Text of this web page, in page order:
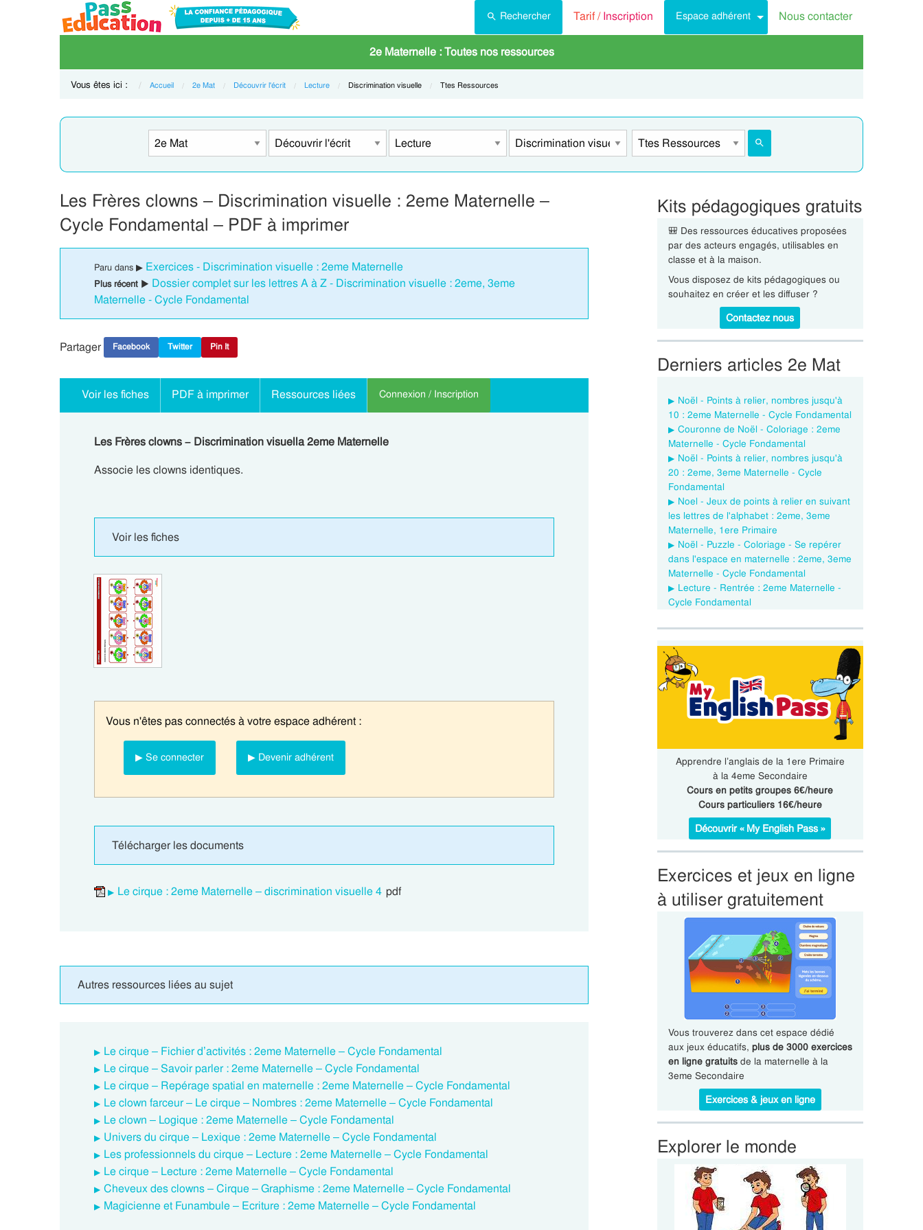
Rechercher Tarif /Inscription Espace adhérent Nous contacter
2e Maternelle : Toutes nos ressources
Vous êtes ici : Accueil 2e Mat Découvrir l'écrit Lecture Current:
Discrimination visuelle Current:
Ttes Ressources
Les Frères clowns – Discrimination visuelle : 2eme Maternelle –
Cycle Fondamental – PDF à imprimer
Paru dans ▶ Exercices - Discrimination visuelle : 2eme Maternelle
Plus récent ▶ Dossier complet sur les lettres A à Z - Discrimination visuelle : 2eme, 3eme
Maternelle - Cycle Fondamental
Partager Facebook Twitter Pin It
Voir les fiches PDF à imprimer Ressources liées Connexion / Inscription
Les Frères clowns – Discrimination visuella 2eme Maternelle
Associe les clowns identiques.
Voir les fiches
Vous n'êtes pas connectés à votre espace adhérent :
▶ Se connecter ▶ Devenir adhérent
Télécharger les documents
Le cirque : 2eme Maternelle – discrimination visuelle 4 pdf
Autres ressources liées au sujet
Le cirque – Fichier d’activités : 2eme Maternelle – Cycle Fondamental
Le cirque – Savoir parler : 2eme Maternelle – Cycle Fondamental
Le cirque – Repérage spatial en maternelle : 2eme Maternelle – Cycle Fondamental
Le clown farceur – Le cirque – Nombres : 2eme Maternelle – Cycle Fondamental
Le clown – Logique : 2eme Maternelle – Cycle Fondamental
Univers du cirque – Lexique : 2eme Maternelle – Cycle Fondamental
Les professionnels du cirque – Lecture : 2eme Maternelle – Cycle Fondamental
Le cirque – Lecture : 2eme Maternelle – Cycle Fondamental
Cheveux des clowns – Cirque – Graphisme : 2eme Maternelle – Cycle Fondamental
Magicienne et Funambule – Ecriture : 2eme Maternelle – Cycle Fondamental
Kits pédagogiques gratuits
🎒 Des ressources éducatives proposées
par des acteurs engagés, utilisables en
classe et à la maison.
Vous disposez de kits pédagogiques ou
souhaitez en créer et les diffuser ?
Contactez nous
Derniers articles 2e Mat
Noël - Points à relier, nombres jusqu'à
10 : 2eme Maternelle - Cycle Fondamental
Couronne de Noël - Coloriage : 2eme
Maternelle - Cycle Fondamental
Noël - Points à relier, nombres jusqu'à
20 : 2eme, 3eme Maternelle - Cycle
Fondamental
Noel - Jeux de points à relier en suivant
les lettres de l'alphabet : 2eme, 3eme
Maternelle, 1ere Primaire
Noël - Puzzle - Coloriage - Se repérer
dans l'espace en maternelle : 2eme, 3eme
Maternelle - Cycle Fondamental
Lecture - Rentrée : 2eme Maternelle -
Cycle Fondamental
Apprendre l’anglais de la 1ere Primaire
à la 4eme Secondaire
Cours en petits groupes 6€/heure
Cours particuliers 16€/heure
Découvrir « My English Pass »
Exercices et jeux en ligne
à utiliser gratuitement
Vous trouverez dans cet espace dédié
aux jeux éducatifs, plus de 3000 exercices
en ligne gratuitsde la maternelle à la
3eme Secondaire
Exercices & jeux en ligne
Explorer le monde